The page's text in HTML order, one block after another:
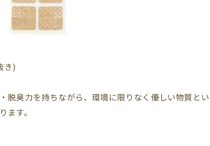
き)
脱臭力を持ちながら、環境に限りなく優しい物質と
ます。